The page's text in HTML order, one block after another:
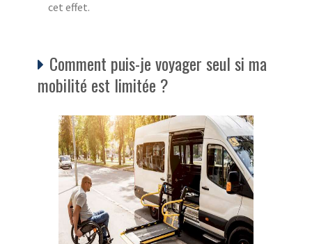
cet effet.
Comment puis-je voyager seul si ma
mobilité est limitée ?